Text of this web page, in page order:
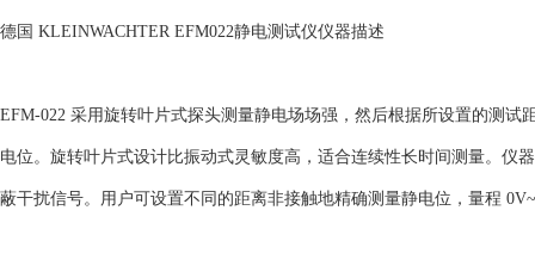
德国 KLEINWACHTER EFM022静电测试仪仪器描述
EFM-022 采用旋转叶片式探头测量静电场场强，然后根据所设置的测试
电位。旋转叶片式设计比振动式灵敏度高，适合连续性长时间测量。仪
蔽干扰信号。用户可设置不同的距离非接触地精确测量静电位，量程